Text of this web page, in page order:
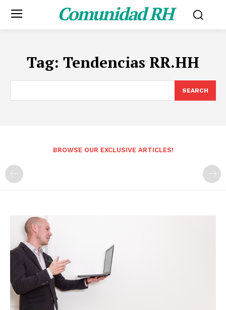
Comunidad RH
Tag: Tendencias RR.HH
SEARCH
BROWSE OUR EXCLUSIVE ARTICLES!